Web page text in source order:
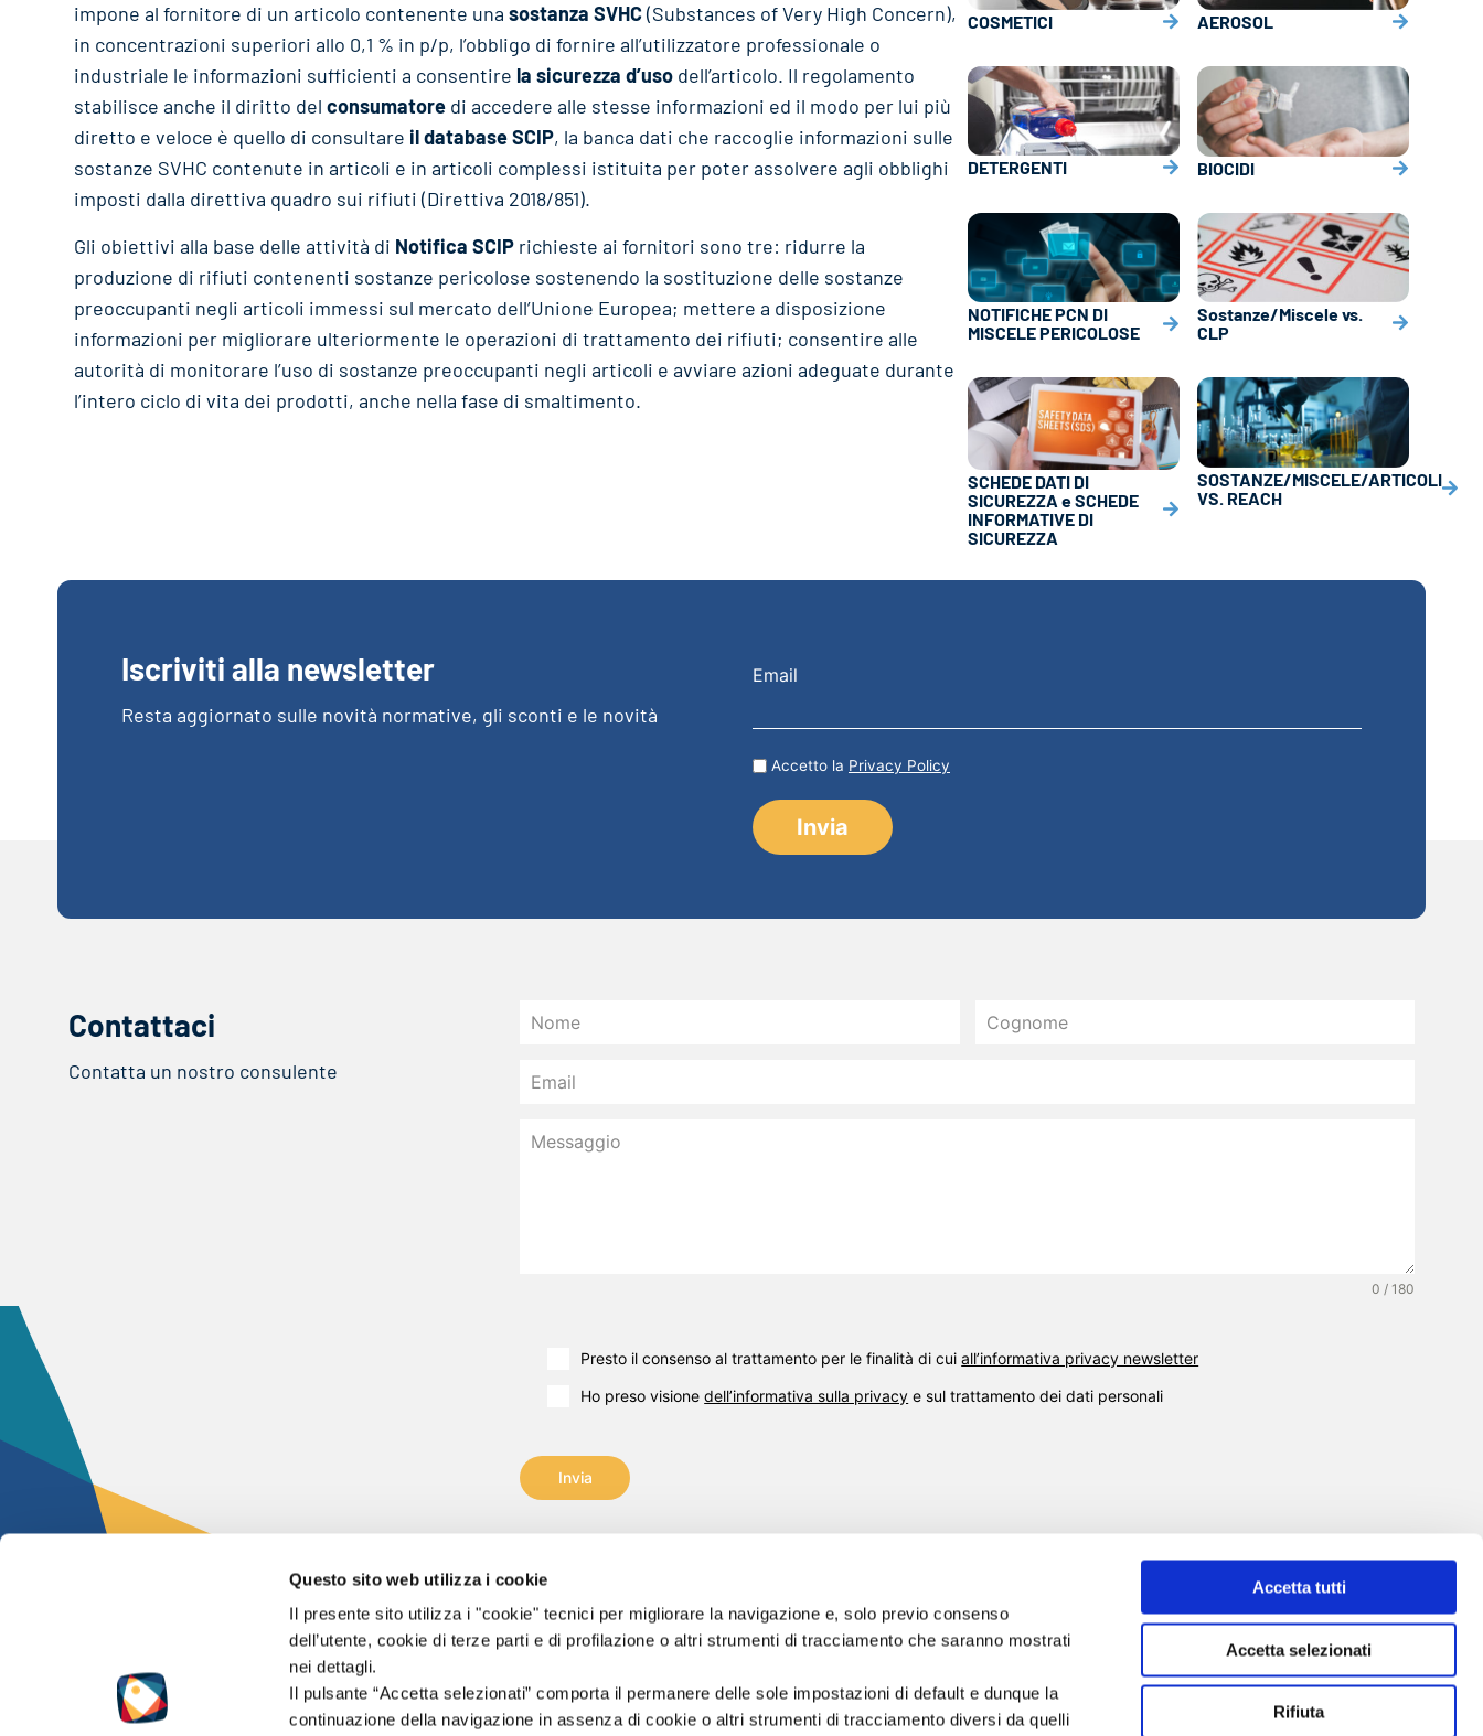
Questo sito web utilizza i cookie
Il presente sito utilizza i "cookie" tecnici per migliorare la navigazione e, solo previo consenso
dell’utente, cookie di terze parti e di profilazione o altri strumenti di tracciamento che saranno mostrati
nei dettagli.
Il pulsante “Accetta selezionati” comporta il permanere delle sole impostazioni di default e dunque la
continuazione della navigazione in assenza di cookie o altri strumenti di tracciamento diversi da quelli
Accetta tutti
Accetta selezionati
Rifiuta
impone al fornitore di un articolo contenente una sostanza SVHC (Substances of Very High Concern),
in concentrazioni superiori allo 0,1 % in p/p, l’obbligo di fornire all’utilizzatore professionale o
industriale le informazioni sufficienti a consentire la sicurezza d’uso dell’articolo. ​Il regolamento
stabilisce anche il diritto del consumatore di accedere alle stesse informazioni ed il modo per lui più
diretto e veloce è quello di consultare il database SCIP, la banca dati che raccoglie informazioni sulle
sostanze SVHC contenute in articoli e in articoli complessi istituita per poter assolvere agli obblighi
imposti dalla direttiva quadro sui rifiuti (Direttiva 2018/851).
Gli obiettivi alla base delle attività di Notifica SCIP richieste ai fornitori sono tre: ridurre la
produzione di rifiuti contenenti sostanze pericolose sostenendo la sostituzione delle sostanze
preoccupanti negli articoli immessi sul mercato dell’Unione Europea; mettere a disposizione
informazioni per migliorare ulteriormente le operazioni di trattamento dei rifiuti; consentire alle
autorità di monitorare l’uso di sostanze preoccupanti negli articoli e avviare azioni adeguate durante
l’intero ciclo di vita dei prodotti, anche nella fase di smaltimento.
COSMETICI AEROSOL
DETERGENTI BIOCIDI
NOTIFICHE PCN DI
MISCELE PERICOLOSE
Sostanze/Miscele vs.
CLP
SCHEDE DATI DI
SICUREZZA e SCHEDE
INFORMATIVE DI
SICUREZZA
SOSTANZE/MISCELE/ARTICOLI
VS. REACH
Iscriviti alla newsletter
Resta aggiornato sulle novità normative, gli sconti e le novità
Email
Accetto la Privacy Policy
Contattaci
Contatta un nostro consulente
0 / 180
Presto il consenso al trattamento per le finalità di cuiall’informativa privacy newsletter
Ho preso visionedell’informativa sulla privacy e sul trattamento dei dati personali
Invia
2024 – © Flashpoint s.r.l.
Tutti i diritti sono riservati.
Partita IVA 01479600502
Email:
info@flashpointsrl.com
Pec:info2@flashpointpec.eu
Sedi: Pisa – Milano – Venezia
Sede legale: Via Norvegia, 56 – 56021 Cascina (PI)
SCUOLA DI FORMAZIONE
TOOL
SERVIZI
NEWS
CHI SIAMO
CONTATTI